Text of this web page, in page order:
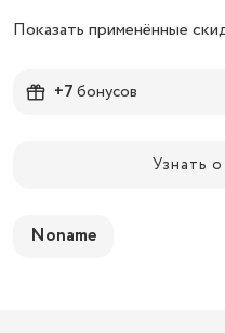
Показать применённые
+7бонусов
Узнать
Noname